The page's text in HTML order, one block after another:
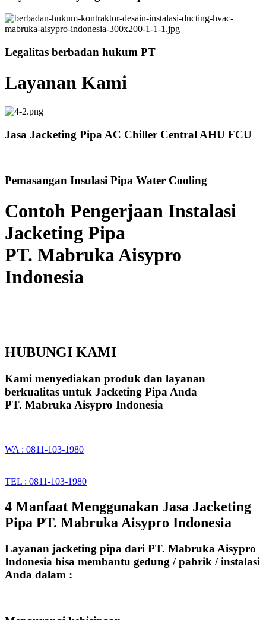
Legalitas berbadan hukum PT
Layanan Kami
Jasa Jacketing Pipa AC Chiller Central AHU FCU
Pemasangan Insulasi Pipa Water Cooling
Contoh Pengerjaan Instalasi
Jacketing Pipa
PT. Mabruka Aisypro
Indonesia
HUBUNGI KAMI
Kami menyediakan produk dan layanan
berkualitas untuk Jacketing Pipa Anda
PT. Mabruka Aisypro Indonesia
WA : 0811-103-1980
TEL : 0811-103-1980
4 Manfaat Menggunakan Jasa Jacketing
Pipa PT. Mabruka Aisypro Indonesia
Layanan jacketing pipa dari PT. Mabruka Aisypro
Indonesia bisa membantu gedung / pabrik / instalasi
Anda dalam :